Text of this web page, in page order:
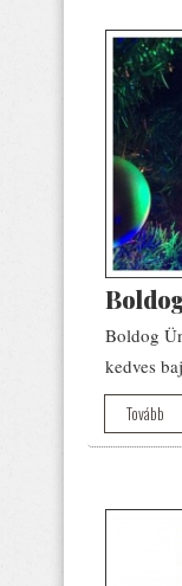
Boldog
kedves
Tovább